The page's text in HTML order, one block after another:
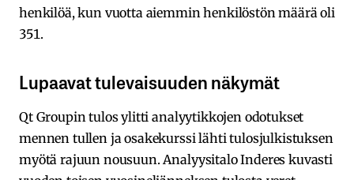
henkilöä, kun vuotta aiemmin henkilöstön määrä oli
351.
Lupaavat tulevaisuuden näkymät
Qt Groupin tulos ylitti analyytikkojen odotukset
mennen tullen ja osakekurssi lähti tulosjulkistuksen
myötä rajuun nousuun. Analyysitalo Inderes kuvasti